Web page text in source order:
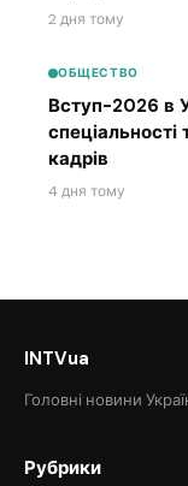
2 дня тому
ОБЩЕСТВО
Вступ-2026 в
спеціальності
кадрів
4 дня тому
INTVua
Головні новини
Рубрики